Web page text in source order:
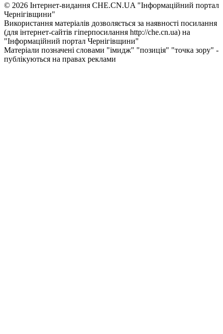
© 2026 Інтернет-видання CHE.CN.UA "Інформаційний портал
Чернiгiвщини"
Використання матеріалів дозволяється за наявності посилання
(для інтернет-сайтів гіперпосилання http://che.cn.ua) на
"Інформаційний портал Чернiгiвщини"
Матеріали позначені словами "імидж" "позиція" "точка зору" -
публікуються на правах реклами